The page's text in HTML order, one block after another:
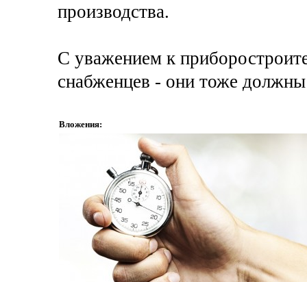
производства.
С уважением к
снабженцев - они тоже должны
Вложения: